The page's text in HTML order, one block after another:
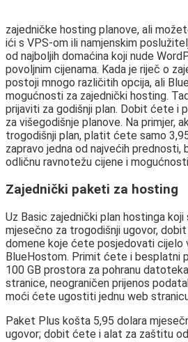
zajedničke hosting planove, ali
ići s VPS-om ili namjenskim
od najboljih domaćina koji nude
povoljnim cijenama. Kada je riječ o
postoji mnogo različitih opcija, ali
mogućnosti za zajednički hosting.
prijaviti za godišnji plan. Dobit ćete i
za višegodišnje planove. Na primjer,
trogodišnji plan, platit ćete samo
zapravo jedna od najvećih prednosti,
odličnu ravnotežu cijene i
Zajednički paketi za hosting
Uz Basic zajednički plan hostinga koji
mjesečno za trogodišnji ugovor,
domene koje ćete posjedovati cijelo
BlueHostom. Primit ćete i besplatni
100 GB prostora za pohranu
stranice, neograničen prijenos
moći ćete ugostiti jednu web
Paket Plus košta 5,95 dolara
ugovor; dobit ćete i alat za zaštitu